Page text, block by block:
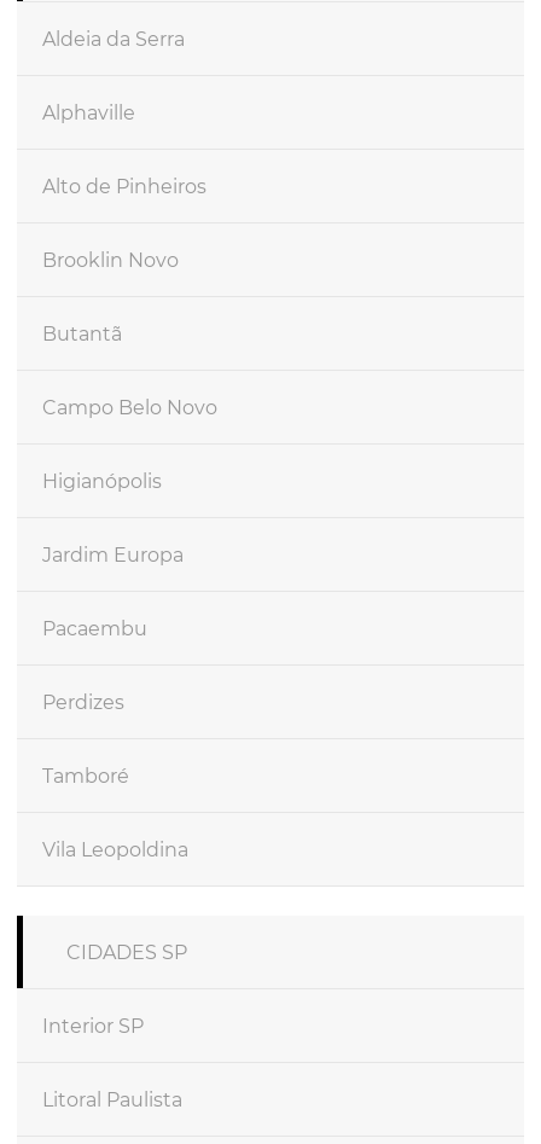
Aldeia da Serra
Alphaville
Alto de Pinheiros
Brooklin Novo
Butantã
Campo Belo Novo
Higianópolis
Jardim Europa
Pacaembu
Perdizes
Tamboré
Vila Leopoldina
CIDADES SP
Interior SP
Litoral Paulista